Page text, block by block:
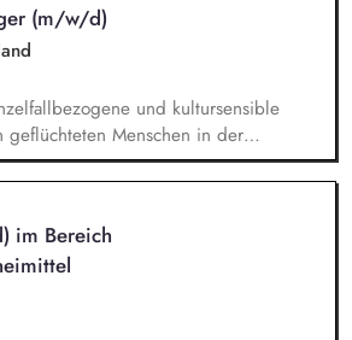
Laufende Überprüfung
Ansprechpartner im
Kunden, Bearbeitung aller
Themen im Tagesgeschäft
(m/w/d)
und kultursensible
geflüchteten Menschen in der
im GVV Neckartenzlingen (Beratung
Themen Arbeit, Wohnen,
Zusammenarbeit mit den
(Jobcenter, Kommune etc.)
(m/w/d) für Ehrenamtliche
von Integrationsverläufen
im Bereich